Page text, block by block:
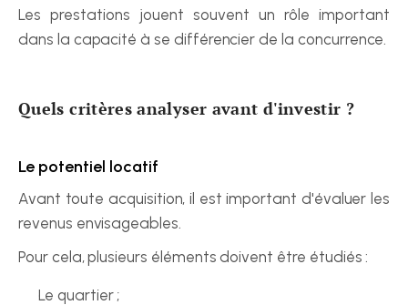
Les prestations jouent souvent un rôle important
dans la capacité à se différencier de la concurrence.
Quels critères analyser avant d'investir ?
Le potentiel locatif
Avant toute acquisition, il est important d'évaluer les
revenus envisageables.
Pour cela, plusieurs éléments doivent être étudiés :
Le quartier ;